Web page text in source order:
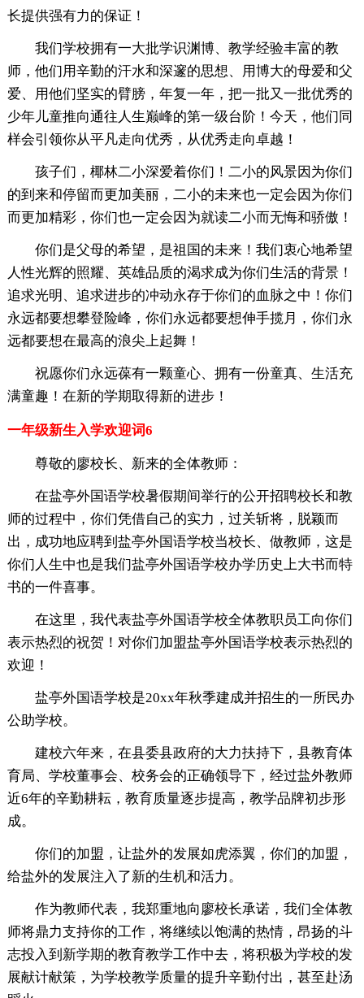
长提供强有力的保证！
我们学校拥有一大批学识渊博、教学经验丰富的教
师，他们用辛勤的汗水和深邃的思想、用博大的母爱和父
爱、用他们坚实的臂膀，年复一年，把一批又一批优秀的
少年儿童推向通往人生巅峰的第一级台阶！今天，他们同
样会引领你从平凡走向优秀，从优秀走向卓越！
孩子们，椰林二小深爱着你们！二小的风景因为你们
的到来和停留而更加美丽，二小的未来也一定会因为你们
而更加精彩，你们也一定会因为就读二小而无悔和骄傲！
你们是父母的希望，是祖国的未来！我们衷心地希望
人性光辉的照耀、英雄品质的渴求成为你们生活的背景！
追求光明、追求进步的冲动永存于你们的血脉之中！你们
永远都要想攀登险峰，你们永远都要想伸手揽月，你们永
远都要想在最高的浪尖上起舞！
祝愿你们永远葆有一颗童心、拥有一份童真、生活充
满童趣！在新的学期取得新的进步！
一年级新生入学欢迎词6
尊敬的廖校长、新来的全体教师：
在盐亭外国语学校暑假期间举行的公开招聘校长和教
师的过程中，你们凭借自己的实力，过关斩将，脱颖而
出，成功地应聘到盐亭外国语学校当校长、做教师，这是
你们人生中也是我们盐亭外国语学校办学历史上大书而特
书的一件喜事。
在这里，我代表盐亭外国语学校全体教职员工向你们
表示热烈的祝贺！对你们加盟盐亭外国语学校表示热烈的
欢迎！
盐亭外国语学校是20xx年秋季建成并招生的一所民办
公助学校。
建校六年来，在县委县政府的大力扶持下，县教育体
育局、学校董事会、校务会的正确领导下，经过盐外教师
近6年的辛勤耕耘，教育质量逐步提高，教学品牌初步形
成。
你们的加盟，让盐外的发展如虎添翼，你们的加盟，
给盐外的发展注入了新的生机和活力。
作为教师代表，我郑重地向廖校长承诺，我们全体教
师将鼎力支持你的工作，将继续以饱满的热情，昂扬的斗
志投入到新学期的教育教学工作中去，将积极为学校的发
展献计献策，为学校教学质量的提升辛勤付出，甚至赴汤